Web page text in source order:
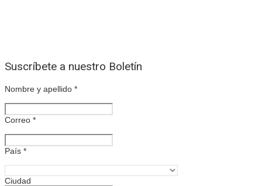
Suscríbete a nuestro Boletín
Nombre y apellido *
Correo *
País *
Ciudad